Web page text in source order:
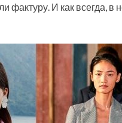
фактуру. И как всегда, в